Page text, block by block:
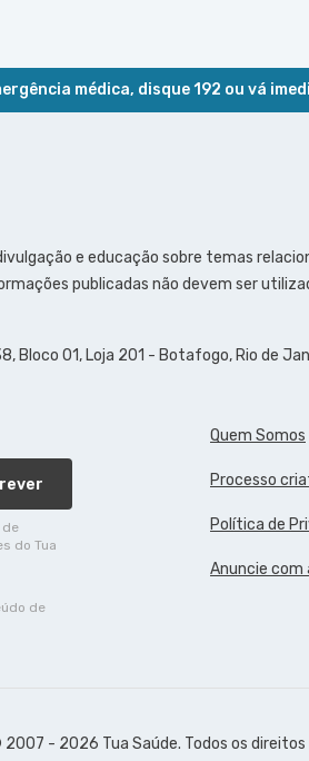
médica, disque 192 ou vá
e educação sobre temas
publicadas não devem ser
Bloco 01, Loja 201 - Botafogo, Rio de
de
do Tua
Quem Somos
Processo
Política de
Anuncie com
de
- 2026 Tua Saúde. Todos os direitos